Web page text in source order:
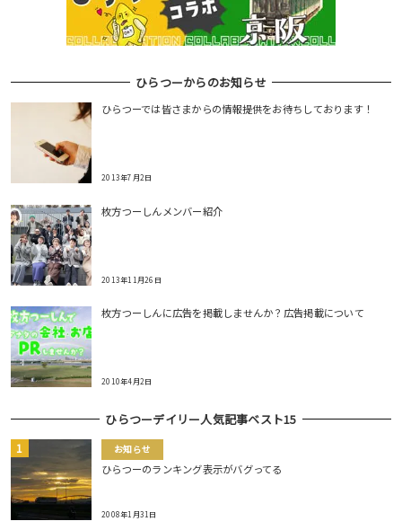
ひらつーからのお知らせ
ひらつーでは皆さまからの情報提供をお待ちしております！
2013年7月2日
枚方つーしんメンバー紹介
2013年11月26日
枚方つーしんに広告を掲載しませんか？広告掲載について
2010年4月2日
ひらつーデイリー人気記事ベスト15
お知らせ
ひらつーのランキング表示がバグってる
2008年1月31日